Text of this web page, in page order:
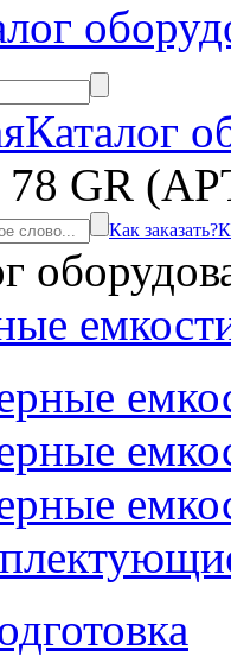
Каталог
78 GR
Как заказать?